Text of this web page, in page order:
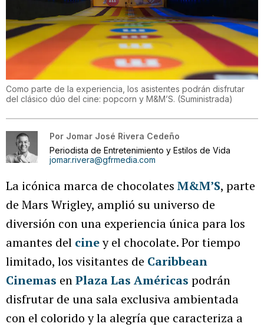
Como parte de la experiencia, los asistentes podrán disfrutar
del clásico dúo del cine: popcorn y M&M’S. (Suministrada)
Por Jomar José Rivera Cedeño
Periodista de Entretenimiento y Estilos de Vida
jomar.rivera@gfrmedia.com
La icónica marca de chocolates M&M’S, parte
de Mars Wrigley, amplió su universo de
diversión con una experiencia única para los
amantes del ciney el chocolate. Por tiempo
limitado, los visitantes de Caribbean
Cinemas enPlaza Las Américas podrán
disfrutar de una sala exclusiva ambientada
con el colorido y la alegría que caracteriza a